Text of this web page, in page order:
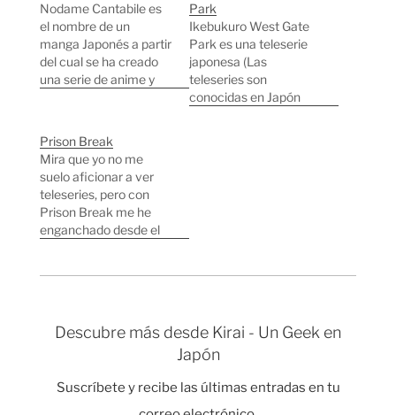
Nodame Cantabile es
el nombre de un
manga Japonés a partir
del cual se ha creado
una serie de anime y
mucho éxito y se ha
convertido en un
fenómeno
"mainstream".
Nodame Cantabile va
sobre las aventuras de
Park
Ikebukuro West Gate
Park es una teleserie
japonesa (Las
teleseries son
conocidas en Japón
Ikebukuro (Un barrio de
Prison Break
Mira que yo no me
suelo aficionar a ver
teleseries, pero con
Prison Break me he
enganchado desde el
mil vueltas al nivel de
cada semana.
Descubre más desde Kirai - Un Geek en
Japón
Suscríbete y recibe las últimas entradas en tu